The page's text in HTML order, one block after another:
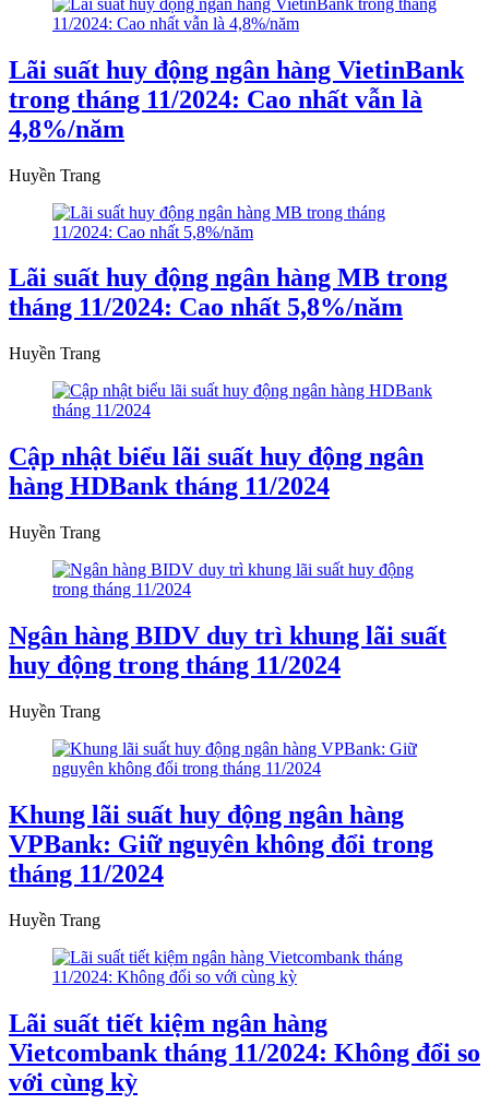
Lãi suất huy động ngân hàng VietinBank
trong tháng 11/2024: Cao nhất vẫn là
4,8%/năm
Huyền Trang
Lãi suất huy động ngân hàng MB trong
tháng 11/2024: Cao nhất 5,8%/năm
Huyền Trang
Cập nhật biểu lãi suất huy động ngân
hàng HDBank tháng 11/2024
Huyền Trang
Ngân hàng BIDV duy trì khung lãi suất
huy động trong tháng 11/2024
Huyền Trang
Khung lãi suất huy động ngân hàng
VPBank: Giữ nguyên không đổi trong
tháng 11/2024
Huyền Trang
Lãi suất tiết kiệm ngân hàng
Vietcombank tháng 11/2024: Không đổi so
với cùng kỳ